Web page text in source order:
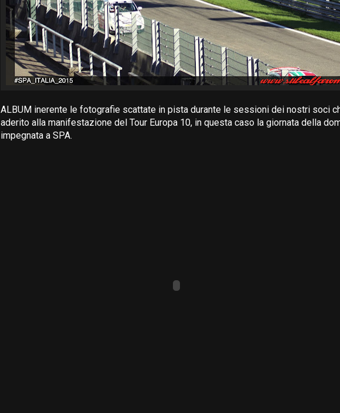
ALBUM inerente le fotografie scattate in pista durante le sessioni dei nostri soci
aderito alla manifestazione del Tour Europa 10, in questa caso la giornata della
impegnata a SPA.